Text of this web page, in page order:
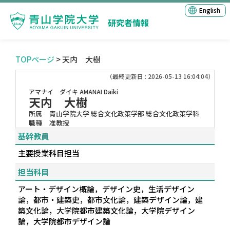
研究者情報
English
TOPページ > 天内 大樹
（最終更新日 : 2026-05-13 16:04:04）
アマナイ ダイキ AMANAI Daiki
天内 大樹
所属
青山学院大学 総合文化政策学部 総合文化政策学科
職種
准教授
基幹教員
主要授業科目担当
担当科目
アート・デザイン概論，デザイン史，生活デザイン
論，都市・建築史，都市文化論，建築デザイン論，建
築文化論，大学院都市建築文化論，大学院デザイン
論，大学院都市デザイン論